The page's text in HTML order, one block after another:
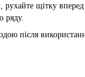
рухайте щітку
ряду.
після